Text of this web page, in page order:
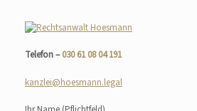
Telefon –030 61 08 04 191
kanzlei@hoesmann.legal